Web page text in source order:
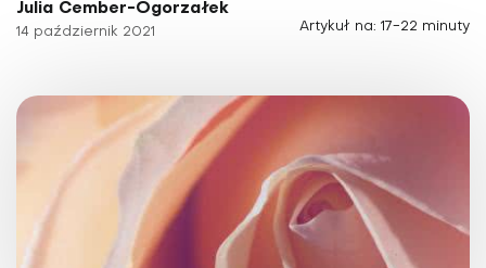
Julia Cember-Ogorzałek
14 październik 2021 Artykuł na: 17-22 minuty